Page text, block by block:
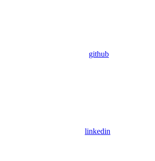
github
linkedin